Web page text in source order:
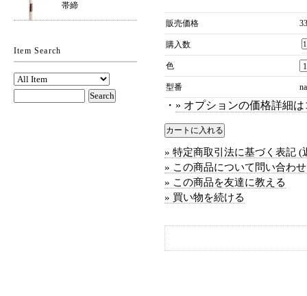
販売価格
購入数
色
型番
・ » オプションの価格詳細
» 特定商取引法に基づく表記 (
» この商品について問い合わ
» この商品を友達に教える
» 買い物を続ける
帯締
Item Search